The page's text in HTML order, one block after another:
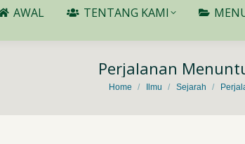
AWAL TENTANG KAMI
Perjalanan
You are here:
Home Ilmu Sejarah